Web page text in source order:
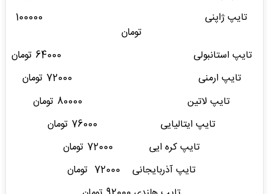
تایپ ژاپنی 100000
تومان
تایپ استانبولی 64000 تومان
تایپ ارمنی 72000 تومان
تایپ لاتین 80000 تومان
تایپ ایتالیایی 76000 تومان
تایپ کره ایی 72000 تومان
تایپ آذربایجانی 72000 تومان